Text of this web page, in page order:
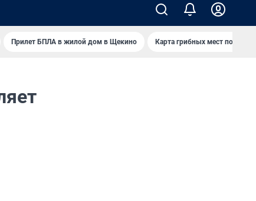
Прилет БПЛА в жилой дом в Щекино Карта грибных мест под